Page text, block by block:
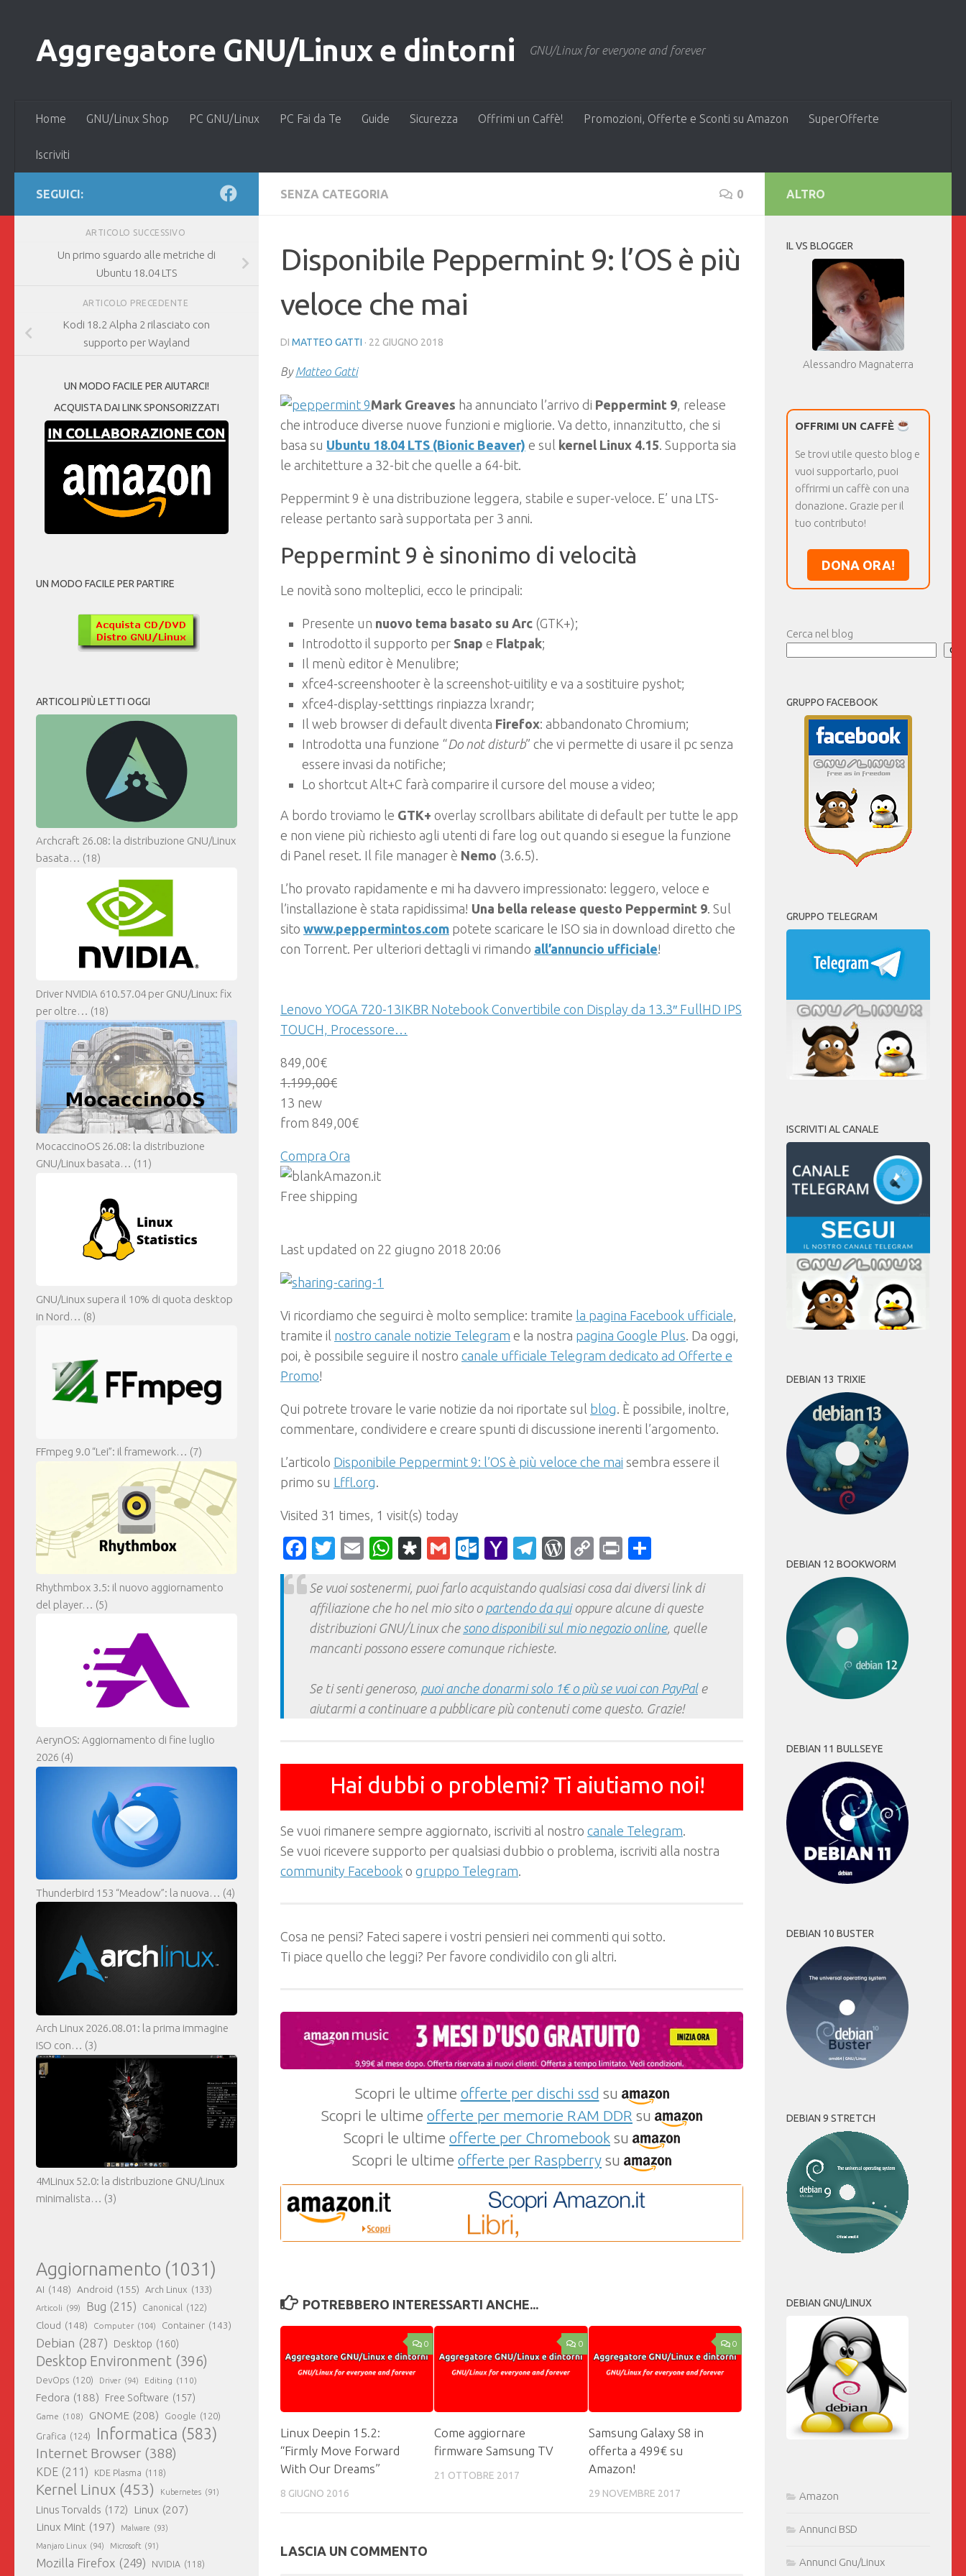
Aggregatore GNU/Linux e dintorni GNU/Linux for everyone and forever
Home GNU/Linux Shop PC GNU/Linux PC Fai da Te Guide Sicurezza Offrimi un Caffè! Promozioni, Offerte e Sconti su Amazon SuperOfferte
Iscriviti
SENZA CATEGORIA 0
Disponibile Peppermint 9: l’OS è più
veloce che mai
DI MATTEO GATTI · 22 GIUGNO 2018
ByMatteo Gatti
Mark Greaves ha annunciato l’arrivo di Peppermint 9, release
che introduce diverse nuove funzioni e migliorie. Va detto, innanzitutto, che si
basa su Ubuntu 18.04 LTS (Bionic Beaver) e sul kernel Linux 4.15. Supporta sia
le architetture a 32-bit che quelle a 64-bit.
Peppermint 9 è una distribuzione leggera, stabile e super-veloce. E’ una LTS-
release pertanto sarà supportata per 3 anni.
Peppermint 9 è sinonimo di velocità
Le novità sono molteplici, ecco le principali:
Presente un nuovo tema basato su Arc (GTK+);
Introdotto il supporto per Snap e Flatpak;
Il menù editor è Menulibre;
xfce4-screenshooter è la screenshot-uitility e va a sostituire pyshot;
xfce4-display-setttings rinpiazza lxrandr;
Il web browser di default diventa Firefox: abbandonato Chromium;
Introdotta una funzione “Do not disturb” che vi permette di usare il pc senza
essere invasi da notifiche;
Lo shortcut Alt+C farà comparire il cursore del mouse a video;
A bordo troviamo le GTK+ overlay scrollbars abilitate di default per tutte le app
e non viene più richiesto agli utenti di fare log out quando si esegue la funzione
di Panel reset. Il file manager è Nemo (3.6.5).
L’ho provato rapidamente e mi ha davvero impressionato: leggero, veloce e
l’installazione è stata rapidissima! Una bella release questo Peppermint 9. Sul
sito www.peppermintos.com potete scaricare le ISO sia in download diretto che
con Torrent. Per ulteriori dettagli vi rimando all’annuncio ufficiale!
Lenovo YOGA 720-13IKBR Notebook Convertibile con Display da 13.3″ FullHD IPS
TOUCH, Processore…
849,00€
1.199,00€
13 new
from 849,00€
Compra Ora
Amazon.it
Free shipping
Last updated on 22 giugno 2018 20:06
Vi ricordiamo che seguirci è molto semplice: tramite la pagina Facebook ufficiale,
tramite il nostro canale notizie Telegram e la nostra pagina Google Plus. Da oggi,
poi, è possibile seguire il nostro canale ufficiale Telegram dedicato ad Offerte e
Promo!
Qui potrete trovare le varie notizie da noi riportate sul blog. È possibile, inoltre,
commentare, condividere e creare spunti di discussione inerenti l’argomento.
L’articolo Disponibile Peppermint 9: l’OS è più veloce che mai sembra essere il
primo su Lffl.org.
Visited 31 times, 1 visit(s) today
Facebook
Twitter
EmailWhatsApp
Diaspora
GmailOutlook.com
YahooTelegram
WordPress
CopyPrint
Se vuoi sostenermi, puoi farlo acquistando qualsiasi cosa dai diversi link di
affiliazione che ho nel mio sito o partendo da quioppure alcune di queste
distribuzioni GNU/Linux che sono disponibili sul mio negozio online, quelle
mancanti possono essere comunque richieste.
Se ti senti generoso, puoi anche donarmi solo 1€ o più se vuoi con PayPale
aiutarmi a continuare a pubblicare più contenuti come questo. Grazie!
Hai dubbi o problemi? Ti aiutiamo noi!
Se vuoi rimanere sempre aggiornato, iscriviti al nostro canale Telegram.
Se vuoi ricevere supporto per qualsiasi dubbio o problema, iscriviti alla nostra
community Facebook o gruppo Telegram.
Cosa ne pensi? Fateci sapere i vostri pensieri nei commenti qui sotto.
Ti piace quello che leggi? Per favore condividilo con gli altri.
Scopri le ultime offerte per dischi ssd su
Scopri le ultime offerte per memorie RAM DDR su
Scopri le ultime offerte per Chromebook su
Scopri le ultime offerte per Raspberry su
POTREBBERO INTERESSARTI ANCHE...
0
Linux Deepin 15.2:
“Firmly Move Forward
With Our Dreams”
8 GIUGNO 2016
0
Come aggiornare
firmware Samsung TV
21 OTTOBRE 2017
0
Samsung Galaxy S8 in
offerta a 499€ su
Amazon!
29 NOVEMBRE 2017
LASCIA UN COMMENTO
SEGUICI:
ARTICOLO SUCCESSIVO
Un primo sguardo alle metriche di
Ubuntu 18.04 LTS
ARTICOLO PRECEDENTE
Kodi 18.2 Alpha 2 rilasciato con
supporto per Wayland
UN MODO FACILE PER AIUTARCI!
ACQUISTA DAI LINK SPONSORIZZATI
UN MODO FACILE PER PARTIRE
ARTICOLI PIÙ LETTI OGGI
Archcraft 26.08: la distribuzione GNU/Linux
basata… (18)
Driver NVIDIA 610.57.04 per GNU/Linux: fix
per oltre… (18)
MocaccinoOS 26.08: la distribuzione
GNU/Linux basata… (11)
GNU/Linux supera il 10% di quota desktop
in Nord… (8)
FFmpeg 9.0 “Lei”: il framework… (7)
Rhythmbox 3.5: il nuovo aggiornamento
del player… (5)
AerynOS: Aggiornamento di fine luglio
2026 (4)
Thunderbird 153 “Meadow”: la nuova… (4)
Arch Linux 2026.08.01: la prima immagine
ISO con… (3)
4MLinux 52.0: la distribuzione GNU/Linux
minimalista… (3)
Aggiornamento (1031)
AI (148) Android (155) Arch Linux (133)
Articoli (99) Bug (215) Canonical (122)
Cloud (148) Computer (104) Container (143)
Debian (287) Desktop (160)
Desktop Environment (396)
DevOps (120) Driver (94) Editing (110)
Fedora (188) Free Software (157)
Game (108) GNOME (208) Google (120)
Grafica (124) Informatica (583)
Internet Browser (388)
KDE (211) KDE Plasma (118)
Kernel Linux (453) Kubernetes (91)
Linus Torvalds (172) Linux (207)
Linux Mint (197) Malware (93)
Manjaro Linux (94) Microsoft (91)
Mozilla Firefox (249) NVIDIA (118)
ALTRO
IL VS BLOGGER
Alessandro Magnaterra
OFFRIMI UN CAFFÈ
Se trovi utile questo blog e
vuoi supportarlo, puoi
offrirmi un caffè con una
donazione. Grazie per il
tuo contributo!
DONA ORA!
Cerca nel blog
GRUPPO FACEBOOK
GRUPPO TELEGRAM
ISCRIVITI AL CANALE
DEBIAN 13 TRIXIE
DEBIAN 12 BOOKWORM
DEBIAN 11 BULLSEYE
DEBIAN 10 BUSTER
DEBIAN 9 STRETCH
DEBIAN GNU/LINUX
Amazon
Annunci BSD
Annunci Gnu/Linux